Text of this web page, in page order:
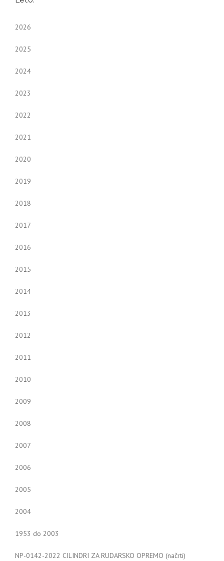
2026
2025
2024
2023
2022
2021
2020
2019
2018
2017
2016
2015
2014
2013
2012
2011
2010
2009
2008
2007
2006
2005
2004
1953 do 2003
NP-0142-2022 CILINDRI ZA RUDARSKO OPREMO (načrti)